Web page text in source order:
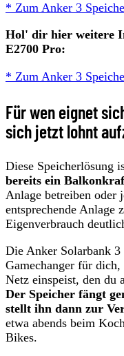
* Zum Anker 3
Hol' dir hier weitere
E2700 Pro:
* Zum Anker 3
Für wen eignet
sich jetzt lohnt
Diese Speicherlösung
bereits ein
Anlage betreiben oder
entsprechende Anlage
Eigenverbrauch
Die Anker Solarbank
Gamechanger für
Netz einspeist, den du
Der Speicher fängt
stellt ihn dann zur
etwa abends beim
Bikes.